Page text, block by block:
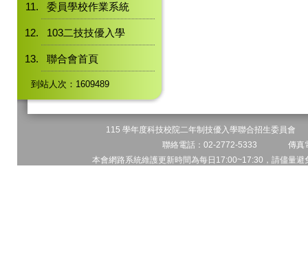
委員學校作業系統
103二技技優入學
聯合會首頁
到站人次：1609489
115 學年度科技校院二年制技優入學聯合招生委員
聯絡電話：02-2772-5333 傳
本會網路系統維護更新時間為每日17:00~17:30，請儘量